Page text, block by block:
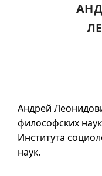
Андрей
философских
Института
наук.